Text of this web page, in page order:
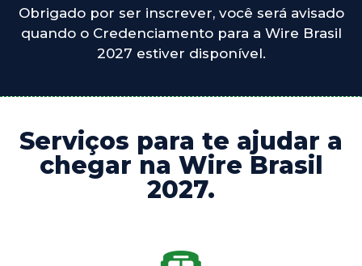
Obrigado por ser inscrever, você será avisado
quando o Credenciamento para a Wire Brasil
2027 estiver disponível.
Serviços para te ajudar a
chegar na Wire Brasil
2027.